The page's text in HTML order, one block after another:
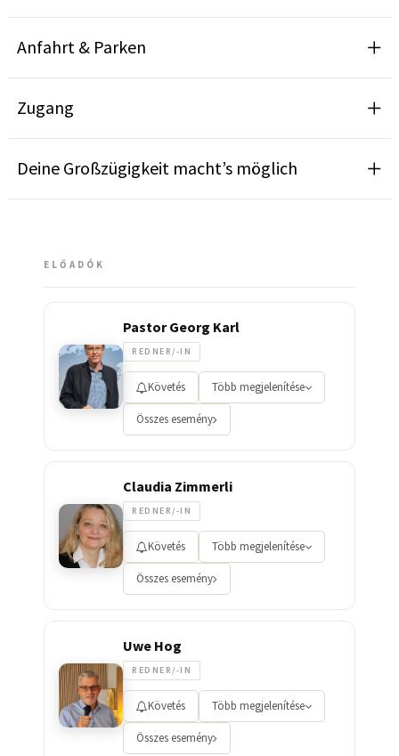
Anfahrt & Parken
Zugang
Deine Großzügigkeit macht’s möglich
ELŐADÓK
Pastor Georg Karl
REDNER/-IN
Követés Több megjelenítése
Összes esemény
Claudia Zimmerli
REDNER/-IN
Követés Több megjelenítése
Összes esemény
Uwe Hog
REDNER/-IN
Követés Több megjelenítése
Összes esemény